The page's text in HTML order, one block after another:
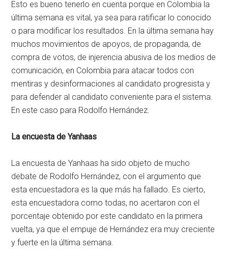
Esto es bueno tenerlo en cuenta porque en Colombia la
última semana es vital, ya sea para ratificar lo conocido
o para modificar los resultados. En la última semana hay
muchos movimientos de apoyos, de propaganda, de
compra de votos, de injerencia abusiva de los medios de
comunicación, en Colombia para atacar todos con
mentiras y desinformaciones al candidato progresista y
para defender al candidato conveniente para el sistema.
En este caso para Rodolfo Hernández.
La encuesta de Yanhaas
La encuesta de Yanhaas ha sido objeto de mucho
debate de Rodolfo Hernández, con el argumento que
esta encuestadora es la que más ha fallado. Es cierto,
esta encuestadora como todas, no acertaron con el
porcentaje obtenido por este candidato en la primera
vuelta, ya que el empuje de Hernández era muy creciente
y fuerte en la última semana.